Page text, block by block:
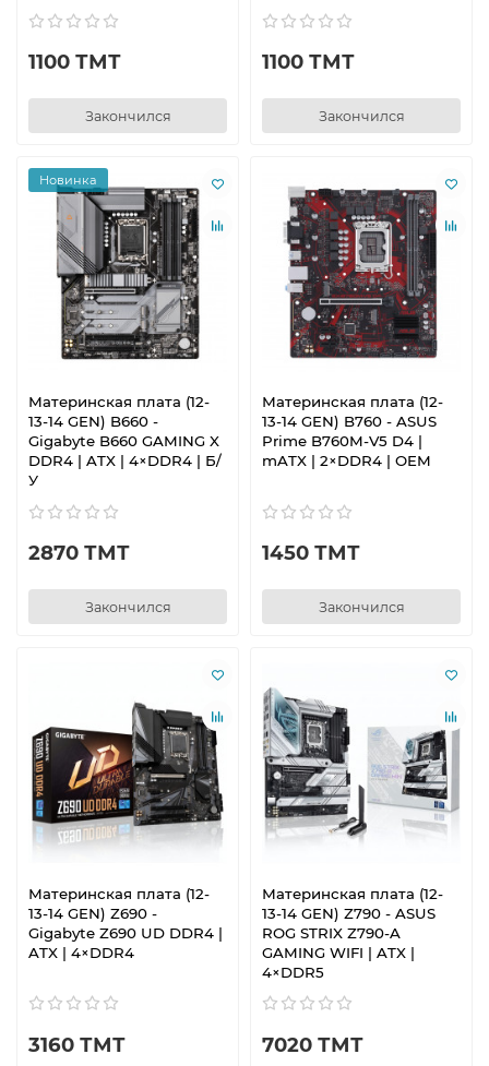
1100 ТМТ
Закончился
1100 ТМТ
Закончился
Новинка
Материнская плата (12-
13-14 GEN) B660 -
Gigabyte B660 GAMING X
DDR4 | ATX | 4×DDR4 | Б/
У
2870 ТМТ
Закончился
Материнская плата (12-
13-14 GEN) B760 - ASUS
Prime B760M-V5 D4 |
mATX | 2×DDR4 | OEM
1450 ТМТ
Закончился
Материнская плата (12-
13-14 GEN) Z690 -
Gigabyte Z690 UD DDR4 |
ATX | 4×DDR4
3160 ТМТ
Материнская плата (12-
13-14 GEN) Z790 - ASUS
ROG STRIX Z790-A
GAMING WIFI | ATX |
4×DDR5
7020 ТМТ